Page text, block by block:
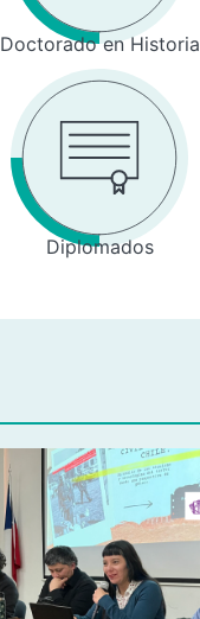
Doctorado en Historia
Diplomados